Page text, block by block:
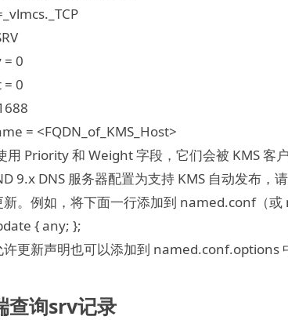
= 0
= 0
= <FQDN_of_KMS_Host>
用 Priority 和 Weight 字段，它们会被 KMS 客
9.x DNS 服务器配置为支持 KMS 自动发布，
新。例如，将下面一行添加到 named.conf（
{ any; };
许更新声明也可以添加到 named.conf.options
查询srv记录